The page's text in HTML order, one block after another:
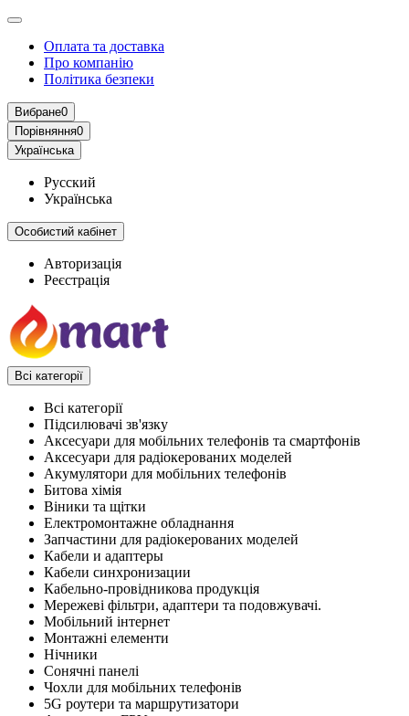
Оплата та доставка
Про компанію
Політика безпеки
Вибране0
Порівняння0
Українська
Русский
Українська
Особистий кабінет
Авторизація
Реєстрація
Всі категорії
Всі категорії
Підсилювачі зв'язку
Аксесуари для мобільних телефонів та смартфонів
Аксесуари для радіокерованих моделей
Акумулятори для мобільних телефонів
Битова хімія
Віники та щітки
Електромонтажне обладнання
Запчастини для радіокерованих моделей
Кабели и адаптеры
Кабели синхронизации
Кабельно-провідникова продукція
Мережеві фільтри, адаптери та подовжувачі.
Мобільний інтернет
Монтажні елементи
Нічники
Сонячні панелі
Чохли для мобільних телефонів
5G роутери та маршрутизатори